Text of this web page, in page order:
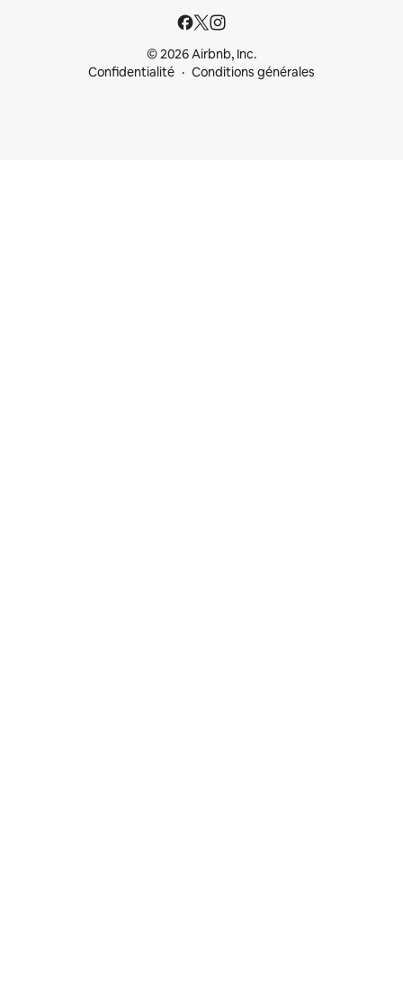
© 2026 Airbnb, Inc.
Confidentialité
Conditions générales